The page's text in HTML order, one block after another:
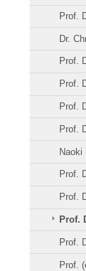
Prof.
Dr.
Prof.
Prof.
Prof.
Prof.
Naoki
Prof.
Prof.
Prof.
Prof.
Prof.